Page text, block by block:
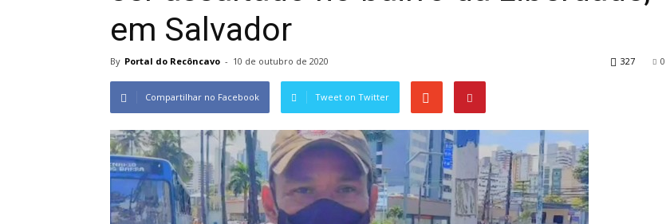
em Salvador
By Portal do Recôncavo - 10 de outubro de 2020 0
327
Compartilhar no Facebook Tweet on Twitter